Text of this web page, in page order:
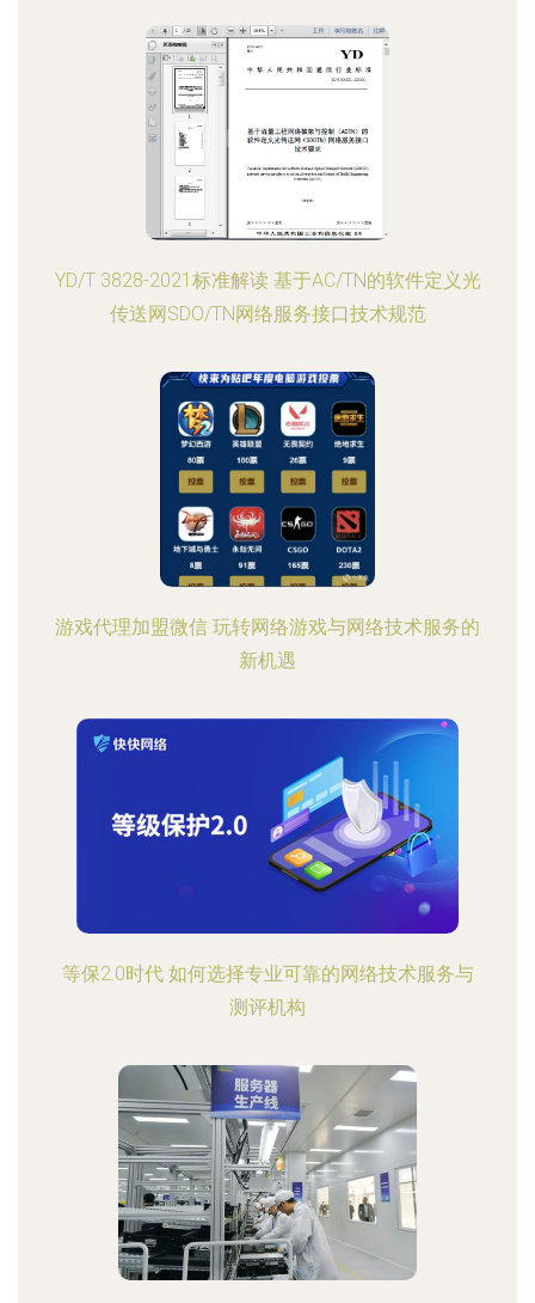
YD/T 3828-2021标准解读 基于AC/TN的软件定义光
传送网SDO/TN网络服务接口技术规范
游戏代理加盟微信 玩转网络游戏与网络技术服务的
新机遇
等保2.0时代 如何选择专业可靠的网络技术服务与
测评机构